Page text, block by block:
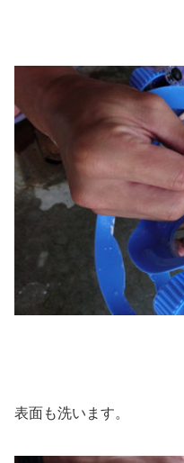
表面も洗います。